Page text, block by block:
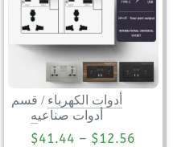
أدوات الكهرباء / قسم
أدوات صناعيه
$12.56
–
$41.44